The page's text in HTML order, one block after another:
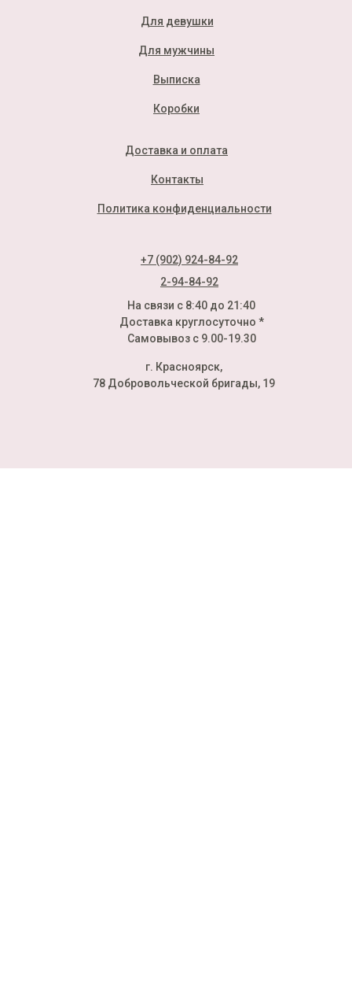
Для девушки
Для мужчины
Выписка
Коробки
На связи с 8:40 до 21:40
Доставка круглосуточно *
Самовывоз с 9.00-19.30
г. Красноярск,
78 Добровольческой бригады, 19
Политика конфиденциальности
Доставка и оплата
Контакты
+7 (902) 924-84-92
2-94-84-92